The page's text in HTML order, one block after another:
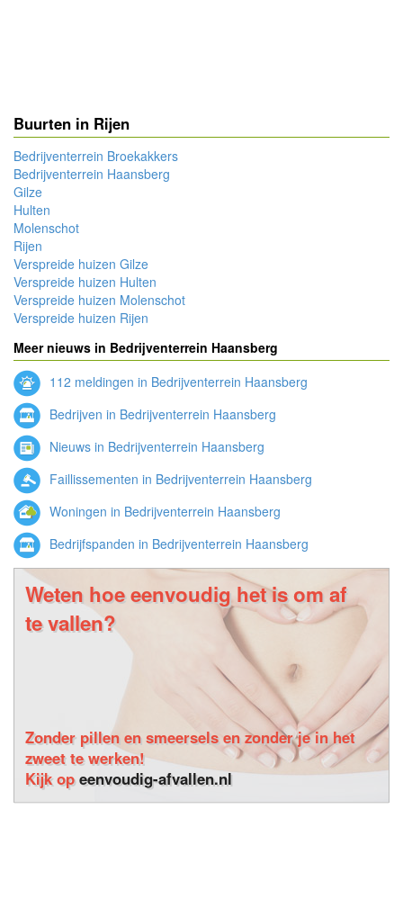
Buurten in Rijen
Bedrijventerrein Broekakkers
Bedrijventerrein Haansberg
Gilze
Hulten
Molenschot
Rijen
Verspreide huizen Gilze
Verspreide huizen Hulten
Verspreide huizen Molenschot
Verspreide huizen Rijen
Meer nieuws in Bedrijventerrein Haansberg
112 meldingen in Bedrijventerrein Haansberg
Bedrijven in Bedrijventerrein Haansberg
Nieuws in Bedrijventerrein Haansberg
Faillissementen in Bedrijventerrein Haansberg
Woningen in Bedrijventerrein Haansberg
Bedrijfspanden in Bedrijventerrein Haansberg
Weten hoe eenvoudig het is om af
te vallen?
Zonder pillen en smeersels en zonder je in het
zweet te werken!
Kijk opeenvoudig-afvallen.nl